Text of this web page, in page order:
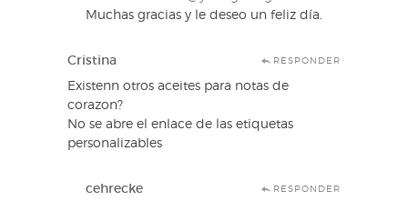
Muchas gracias y le deseo un feliz día.
Cristina RESPONDER
Existenn otros aceites para notas de
corazon?
No se abre el enlace de las etiquetas
personalizables
cehrecke RESPONDER